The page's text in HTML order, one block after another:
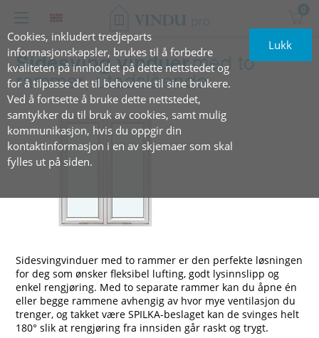
Cookies, inkludert tredjeparts
informasjonskapsler, brukes til å forbedre
kvaliteten på innholdet på dette nettstedet og
for å tilpasse det til behovene til sine brukere.
Ved å fortsette å bruke dette nettstedet,
samtykker du til bruk av cookies, samt mulig
kommunikasjon, hvis du oppgir din
kontaktinformasjon i en av skjemaer som skal
fylles ut på siden.
Lukk
0
Sidesving vinduermed to
rammer, utadslående
Sidesvingvinduer med to rammer er den perfekte løsningen
for deg som ønsker fleksibel lufting, godt lysinnslipp og
enkel rengjøring. Med to separate rammer kan du åpne én
eller begge rammene avhengig av hvor mye ventilasjon du
trenger, og takket være SPILKA-beslaget kan de svinges helt
180° slik at rengjøring fra innsiden går raskt og trygt.